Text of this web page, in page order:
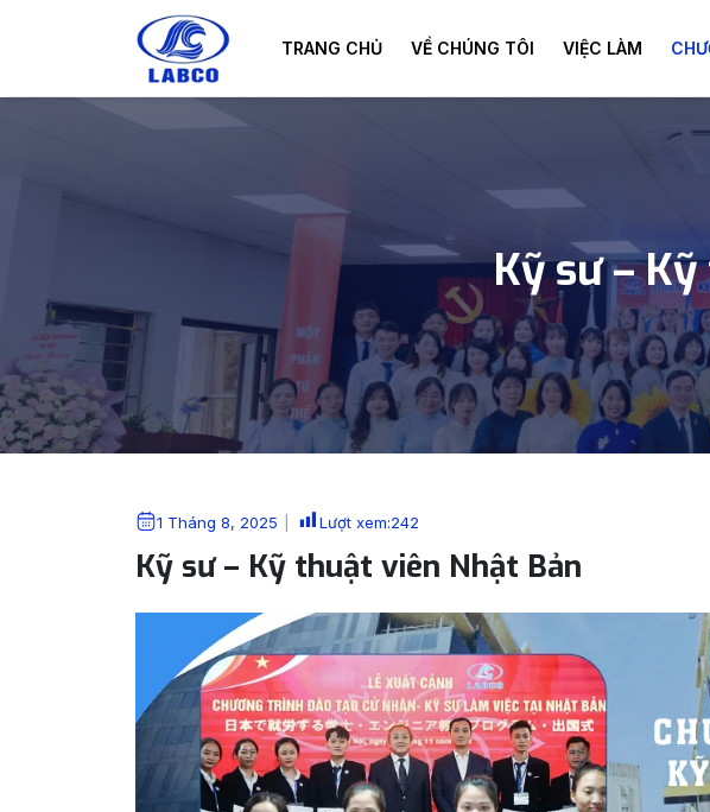
Skip to main content
TRANG CHỦ VỀ CHÚNG TÔI VIỆC LÀM
Kỹ sư –
1 Tháng 8, 2025 Lượt xem:242
Kỹ sư – Kỹ thuật viên Nhật Bản